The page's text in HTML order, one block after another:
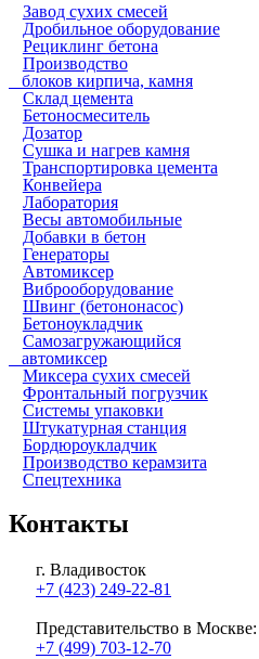
Завод сухих смесей
Дробильное оборудование
Рециклинг бетона
Производство
блоков кирпича, камня
Склад цемента
Бетоносмеситель
Дозатор
Сушка и нагрев камня
Транспортировка цемента
Конвейера
Лаборатория
Весы автомобильные
Добавки в бетон
Генераторы
Автомиксер
Виброоборудование
Швинг (бетононасос)
Бетоноукладчик
Самозагружающийся
автомиксер
Миксера сухих смесей
Фронтальный погрузчик
Системы упаковки
Штукатурная станция
Бордюроукладчик
Производство керамзита
Спецтехника
Контакты
г. Владивосток
+7 (423) 249-22-81
Представительство в Москве:
+7 (499) 703-12-70